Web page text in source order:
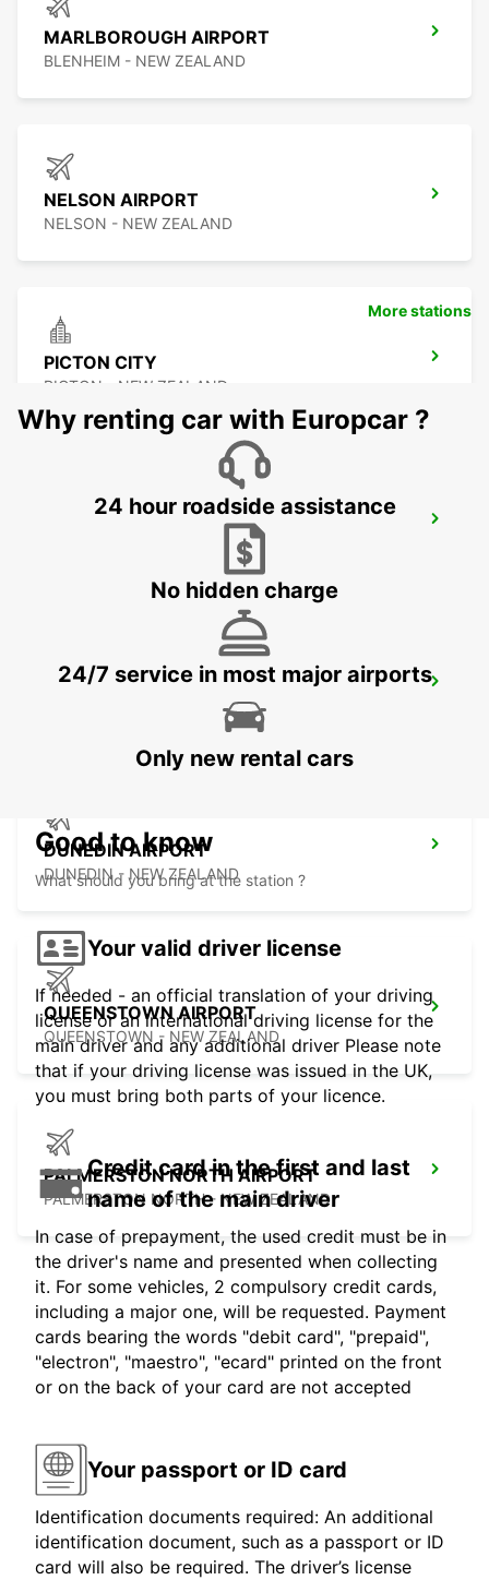
MARLBOROUGH AIRPORT
BLENHEIM - NEW ZEALAND
NELSON AIRPORT
NELSON - NEW ZEALAND
PICTON CITY
PICTON - NEW ZEALAND
WELLINGTON AIRPORT
WELLINGTON - NEW ZEALAND
WELLINGTON FERRY TERMINAL
WELLINGTON - NEW ZEALAND
DUNEDIN AIRPORT
DUNEDIN - NEW ZEALAND
QUEENSTOWN AIRPORT
QUEENSTOWN - NEW ZEALAND
PALMERSTON NORTH AIRPORT
PALMERSTON NORTH - NEW ZEALAND
More stations
Why renting car with Europcar ?
24 hour roadside assistance
No hidden charge
24/7 service in most major airports
Only new rental cars
Good to know
What should you bring at the station ?
Your valid driver license
If needed - an official translation of your driving
license or an international driving license for the
main driver and any additional driver Please note
that if your driving license was issued in the UK,
you must bring both parts of your licence.
Credit card in the first and last
name of the main driver
In case of prepayment, the used credit must be in
the driver's name and presented when collecting
it. For some vehicles, 2 compulsory credit cards,
including a major one, will be requested. Payment
cards bearing the words "debit card", "prepaid",
"electron", "maestro", "ecard" printed on the front
or on the back of your card are not accepted
Your passport or ID card
Identification documents required: An additional
identification document, such as a passport or ID
card will also be required. The driver’s license